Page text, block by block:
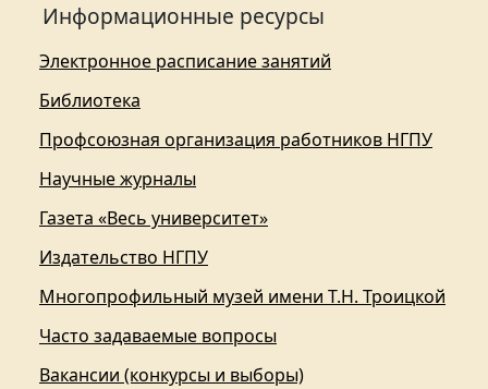
Информационные ресурсы
Электронное расписание занятий
Библиотека
Профсоюзная организация работников НГПУ
Научные журналы
Газета «Весь университет»
Издательство НГПУ
Многопрофильный музей имени Т.Н. Троицкой
Часто задаваемые вопросы
Вакансии (конкурсы и выборы)